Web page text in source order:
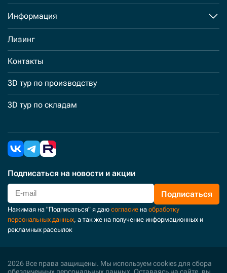
Информация
Лизинг
Контакты
3D тур по производству
3D тур по складам
Подписаться на новости и акции
Подписаться
Нажимая на "Подписаться" я даю согласие на обработку
персональных данных, а так же на получение информационных и
рекламных рассылок
2026 Все права защищены. Мы используем cookies для сбора